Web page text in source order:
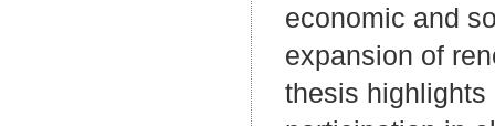
economic and
expansion of
thesis highlights